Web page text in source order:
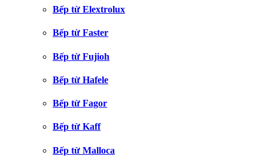
Bếp từ Elextrolux
Bếp từ Faster
Bếp từ Fujioh
Bếp từ Hafele
Bếp từ Fagor
Bếp từ Kaff
Bếp từ Malloca